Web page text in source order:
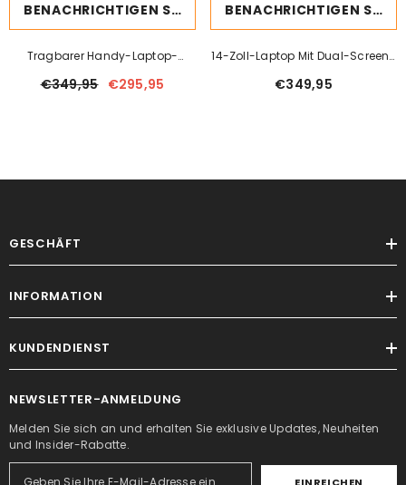
BENACHRICHTIGEN SIE MICH
Tragbarer Handy-Laptop-
Bildschirm
€349,95 €295,95
BENACHRICHTIGEN SIE MICH
14-Zoll-Laptop Mit Dual-Screen-
Monitor Und Wandmontiertem
Externem
€349,95
GESCHÄFT
INFORMATION
KUNDENDIENST
NEWSLETTER-ANMELDUNG
Melden Sie sich an und erhalten Sie exklusive Updates, Neuheiten
und Insider-Rabatte.
EINREICHEN